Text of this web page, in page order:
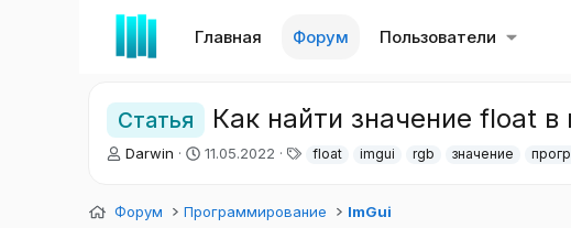
Главная Форум Пользователи
Статья Как найти значение float в
А
о
Darwin
Д
а
11.05.2022
Т
и
float imgui rgb значение
Форум Программирование ImGui